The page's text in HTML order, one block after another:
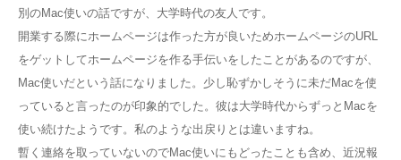
別のMac使いの話ですが、大学時代の友人です。
開業する際にホームページは作った方が良いためホームページのURL
をゲットしてホームページを作る手伝いをしたことがあるのですが、
Mac使いだという話になりました。少し恥ずかしそうに未だMacを使
っていると言ったのが印象的でした。彼は大学時代からずっとMacを
使い続けたようです。私のような出戻りとは違いますね。
暫く連絡を取っていないのでMac使いにもどったことも含め、近況報